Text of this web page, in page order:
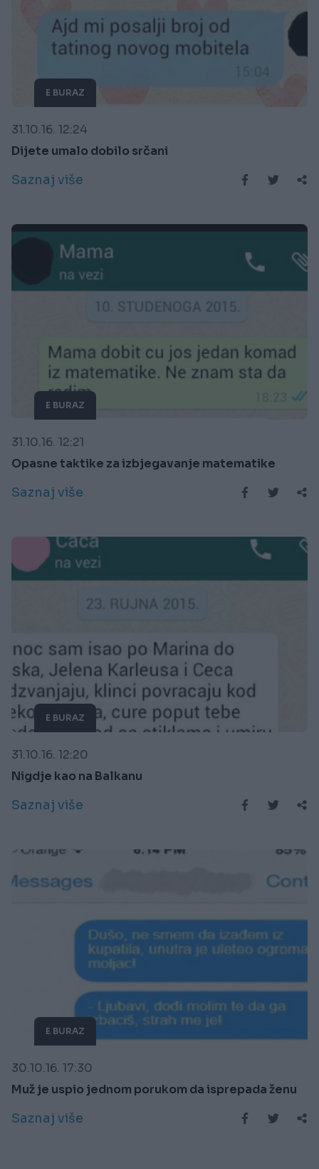
E BURAZ
31.10.16. 12:24
Dijete umalo dobilo srčani
Saznaj više
E BURAZ
31.10.16. 12:21
Opasne taktike za izbjegavanje matematike
Saznaj više
E BURAZ
31.10.16. 12:20
Nigdje kao na Balkanu
Saznaj više
E BURAZ
30.10.16. 17:30
Muž je uspio jednom porukom da isprepada ženu
Saznaj više